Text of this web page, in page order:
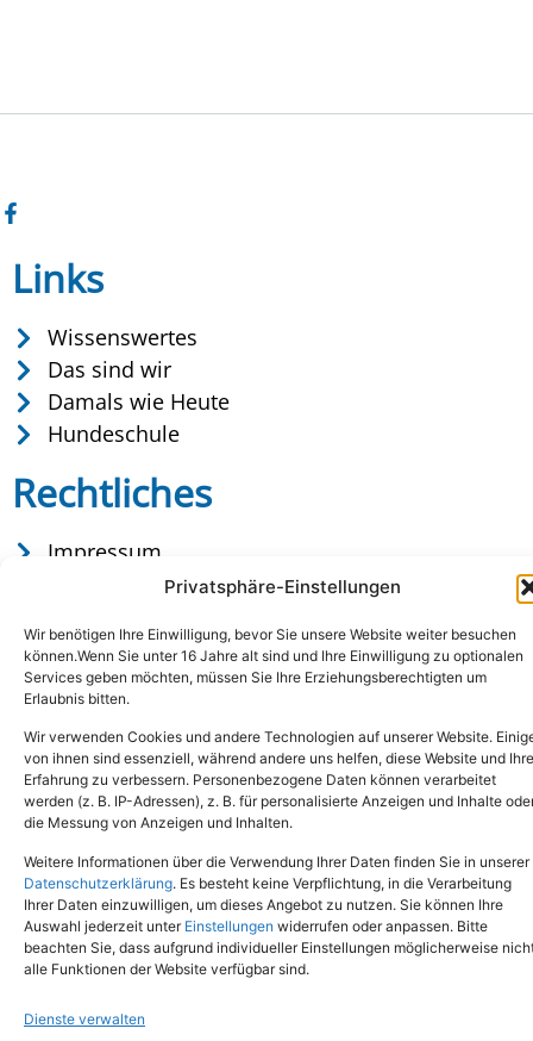
Privatsphäre-Einstellungen
Wir benötigen Ihre Einwilligung, bevor Sie unsere Website weiter besuchen
können.Wenn Sie unter 16 Jahre alt sind und Ihre Einwilligung zu optionalen
Services geben möchten, müssen Sie Ihre Erziehungsberechtigten um
Erlaubnis bitten.
Wir verwenden Cookies und andere Technologien auf unserer Website.
von ihnen sind essenziell, während andere uns helfen, diese Website und Ihre
Erfahrung zu verbessern. Personenbezogene Daten können verarbeitet
werden (z. B. IP-Adressen), z. B. für personalisierte Anzeigen und Inhalte
die Messung von Anzeigen und Inhalten.
Weitere Informationen über die Verwendung Ihrer Daten finden Sie in unserer
Datenschutzerklärung. Es besteht keine Verpflichtung, in die Verarbeitung
Ihrer Daten einzuwilligen, um dieses Angebot zu nutzen. Sie können Ihre
Auswahl jederzeit unter Einstellungen widerrufen oder anpassen. Bitte
beachten Sie, dass aufgrund individueller Einstellungen möglicherweise
alle Funktionen der Website verfügbar sind.
Dienste verwalten
Links
Wissenswertes
Das sind wir
Damals wie Heute
Hundeschule
Rechtliches
Impressum
Datenschutz
Copyright © 2024. Alle Rechte vorbehalten.
Tel.: (02651) - 77438info@tierheim-mayen.de
In der Pluns 1, 56727 Mayen